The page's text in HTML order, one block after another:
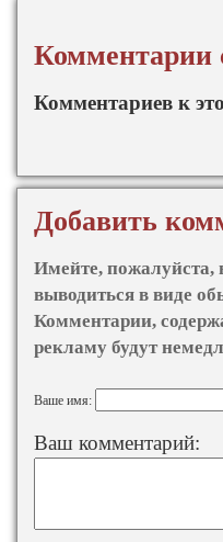
Комментарии
Комментариев к
Добавить
Имейте, пожалуйста,
выводиться в виде
Комментарии,
рекламу будут
Ваше имя:
Ваш комментарий: